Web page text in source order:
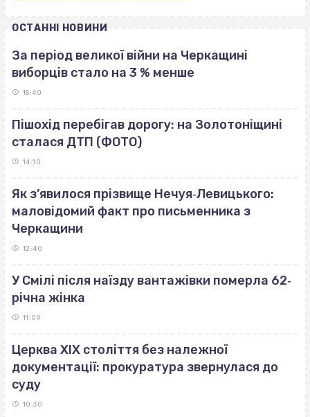
ОСТАННІ НОВИНИ
За період великої війни на Черкащині
виборців стало на 3 % менше
15:40
Пішохід перебігав дорогу: на Золотоніщині
сталася ДТП (ФОТО)
14:10
Як з’явилося прізвище Нечуя‐Левицького:
маловідомий факт про письменника з
Черкащини
12:40
У Смілі після наїзду вантажівки померла 62‐
річна жінка
11:09
Церква ХІХ століття без належної
документації: прокуратура звернулася до
суду
10:30